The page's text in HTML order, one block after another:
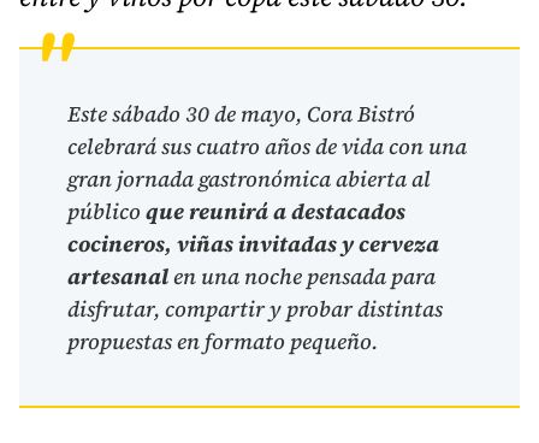
Este sábado 30 de mayo, Cora Bistró
celebrará sus cuatro años de vida con una
gran jornada gastronómica abierta al
público que reunirá a destacados
cocineros, viñas invitadas y cerveza
artesanalen una noche pensada para
disfrutar, compartir y probar distintas
propuestas en formato pequeño.